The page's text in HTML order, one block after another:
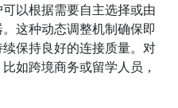
以根据需要自主选择或由
这种动态调整机制确保即
保持良好的连接质量。对
如跨境商务或留学人员，